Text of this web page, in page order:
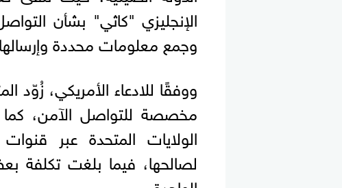
الإنجليزي "كاثي" بشأن
وجمع معلومات محددة
ووفقًا للادعاء الأمريكي، زُوّد
مخصصة للتواصل الآمن،
الولايات المتحدة عبر